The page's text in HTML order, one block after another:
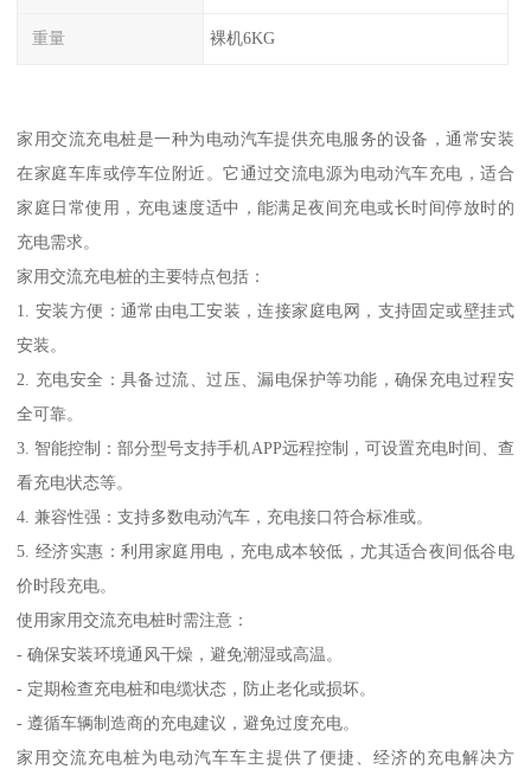
重量 裸机6KG
家用交流充电桩是一种为电动汽车提供充电服务的设备，通常安装
在家庭车库或停车位附近。它通过交流电源为电动汽车充电，适合
家庭日常使用，充电速度适中，能满足夜间充电或长时间停放时的
充电需求。
家用交流充电桩的主要特点包括：
1. 安装方便：通常由电工安装，连接家庭电网，支持固定或壁挂式
安装。
2. 充电安全：具备过流、过压、漏电保护等功能，确保充电过程安
全可靠。
3. 智能控制：部分型号支持手机APP远程控制，可设置充电时间、查
看充电状态等。
4. 兼容性强：支持多数电动汽车，充电接口符合标准或。
5. 经济实惠：利用家庭用电，充电成本较低，尤其适合夜间低谷电
价时段充电。
使用家用交流充电桩时需注意：
- 确保安装环境通风干燥，避免潮湿或高温。
- 定期检查充电桩和电缆状态，防止老化或损坏。
- 遵循车辆制造商的充电建议，避免过度充电。
家用交流充电桩为电动汽车车主提供了便捷、经济的充电解决方